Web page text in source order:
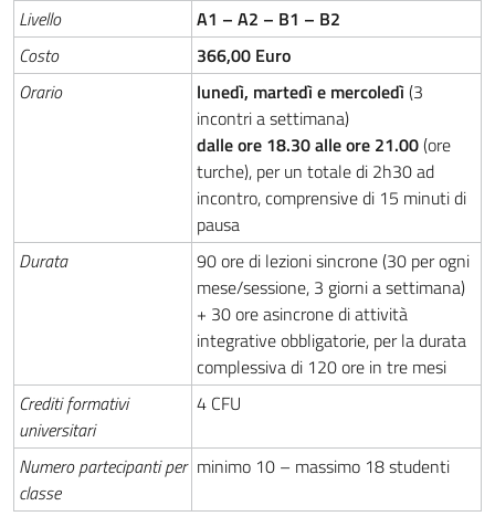
Livello
A1 – A2 – B1 – B2
Costo
366,00 Euro
Orario
lunedì, martedì e mercoledì(3
incontri a settimana)
dalle ore 18.30 alle ore 21.00(ore
turche), per un totale di 2h30 ad
incontro, comprensive di 15 minuti di
pausa
Durata
90 ore di lezioni sincrone (30 per ogni
mese/sessione, 3 giorni a settimana)
+ 30 ore asincrone di attività
integrative obbligatorie, per la durata
complessiva di 120 ore in tre mesi
Crediti formativi
universitari
4 CFU
Numero partecipanti per
classe
minimo 10 – massimo 18 studenti